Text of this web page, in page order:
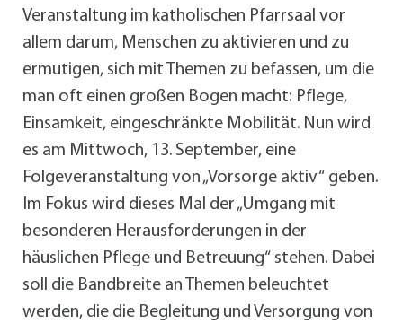
Veranstaltung im katholischen Pfarrsaal vor
allem darum, Menschen zu aktivieren und zu
ermutigen, sich mit Themen zu befassen, um die
man oft einen großen Bogen macht: Pflege,
Einsamkeit, eingeschränkte Mobilität. Nun wird
es am Mittwoch, 13. September, eine
Folgeveranstaltung von „Vorsorge aktiv“ geben.
Im Fokus wird dieses Mal der „Umgang mit
besonderen Herausforderungen in der
häuslichen Pflege und Betreuung“ stehen. Dabei
soll die Bandbreite an Themen beleuchtet
werden, die die Begleitung und Versorgung von